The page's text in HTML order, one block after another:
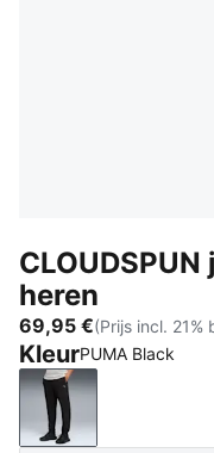
heren
69,95 €(Prijs incl. 21%
KleurPUMA Black
PUMA Black